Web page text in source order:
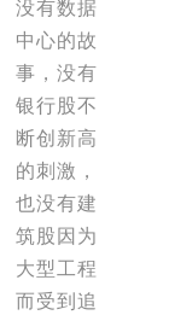
没有数据
中心的故
事，没有
银行股不
断创新高
的刺激，
也没有建
筑股因为
大型工程
而受到追